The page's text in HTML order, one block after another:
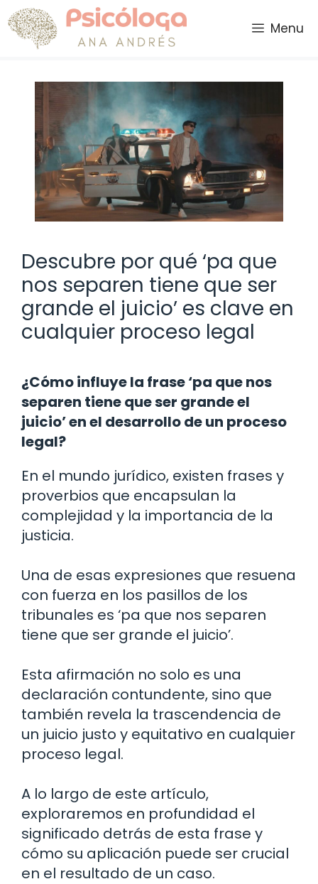
Saltar
al
contenido
Menu
Descubre por qué ‘pa que
nos separen tiene que ser
grande el juicio’ es clave en
cualquier proceso legal
¿Cómo influye la frase ‘pa que nos
separen tiene que ser grande el
juicio’ en el desarrollo de un proceso
legal?
En el mundo jurídico, existen frases y
proverbios que encapsulan la
complejidad y la importancia de la
justicia.
Una de esas expresiones que resuena
con fuerza en los pasillos de los
tribunales es ‘pa que nos separen
tiene que ser grande el juicio’.
Esta afirmación no solo es una
declaración contundente, sino que
también revela la trascendencia de
un juicio justo y equitativo en cualquier
proceso legal.
A lo largo de este artículo,
exploraremos en profundidad el
significado detrás de esta frase y
cómo su aplicación puede ser crucial
en el resultado de un caso.